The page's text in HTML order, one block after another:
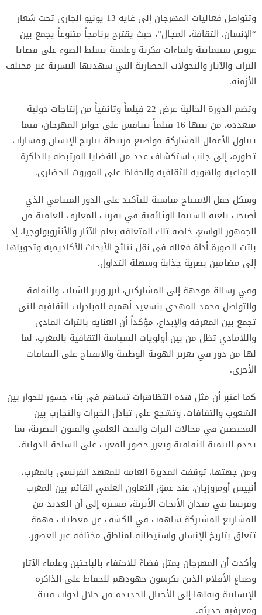
وتتواصل فعاليات المهرجان إلى غاية 13 يونيو الجاري تحت شعار
“الإنسان، الثقافة، المجال”، حيث يقترح برنامجاً متنوعاً يجمع بين
عروض سينمائية ولقاءات فكرية وعلمية تسلط الضوء على قضايا
التراث والآثار والتحولات الحضارية التي شهدتها البشرية عبر مختلف
الأزمنة.
وتضم الدورة الحالية عرض 22 فيلماً وثائقياً من إنتاجات دولية
متعددة، من بينها 16 فيلماً تتنافس على جوائز المهرجان، فيما
تتناول الأعمال المشاركة مواضيع مرتبطة بتاريخ الإنسان ومسارات
تطوره، إلى جانب استكشاف عدد من القضايا المرتبطة بالذاكرة
الجماعية والهوية الثقافية والحفاظ على الموروث الحضاري.
وشكل حفل الافتتاح مناسبة للتأكيد على الدور المتنامي الذي
أصبحت تلعبه السينما الوثائقية في تقريب المعارف العلمية من
الجمهور الواسع، خاصة تلك المتعلقة بعلم الآثار والأنثروبولوجيا، إذ
باتت الصورة أداة فعالة في نقل نتائج الأبحاث الأكاديمية وتحويلها
إلى مضامين بصرية جذابة وسهلة التداول.
وفي رسالة موجهة إلى المشاركين، أبرز وزير الشباب والثقافة
والتواصل محمد المهدي بنسعيد أهمية المبادرات الثقافية التي
تجمع بين المعرفة والإبداع، مؤكداً أن العناية بالتراث المادي
واللامادي تظل من بين أولويات السياسة الثقافية بالمغرب، لما
لها من دور في تعزيز الهوية الوطنية والانفتاح على الثقافات
الأخرى.
كما اعتبر أن مثل هذه التظاهرات تساهم في بناء جسور للحوار بين
الشعوب والثقافات، وتشجع على تبادل الخبرات والتجارب بين
المختصين في مجالات التراث والبحث العلمي والفنون البصرية، بما
يخدم التنمية الثقافية ويعزز حضور المغرب على الساحة الدولية.
ومن جهتها، توقفت المديرة العامة للمعهد الفرنسي بالمغرب،
أنييس أومروزيان، عند عمق التعاون العلمي القائم بين المغرب
وفرنسا في ميدان الأبحاث الأثرية، مشيرة إلى أن العديد من
المشاريع المشتركة ساهمت في الكشف عن معطيات مهمة
تتعلق بتاريخ الإنسان واستيطانه لمناطق مختلفة عبر العصور.
وأكدت أن المهرجان يمثل فضاءً للاحتفاء بالباحثين وعلماء الآثار
وصناع الأفلام الذين يكرسون جهودهم للحفاظ على الذاكرة
الإنسانية ونقلها إلى الأجيال الجديدة من خلال أدوات فنية
ومعرفية حديثة.